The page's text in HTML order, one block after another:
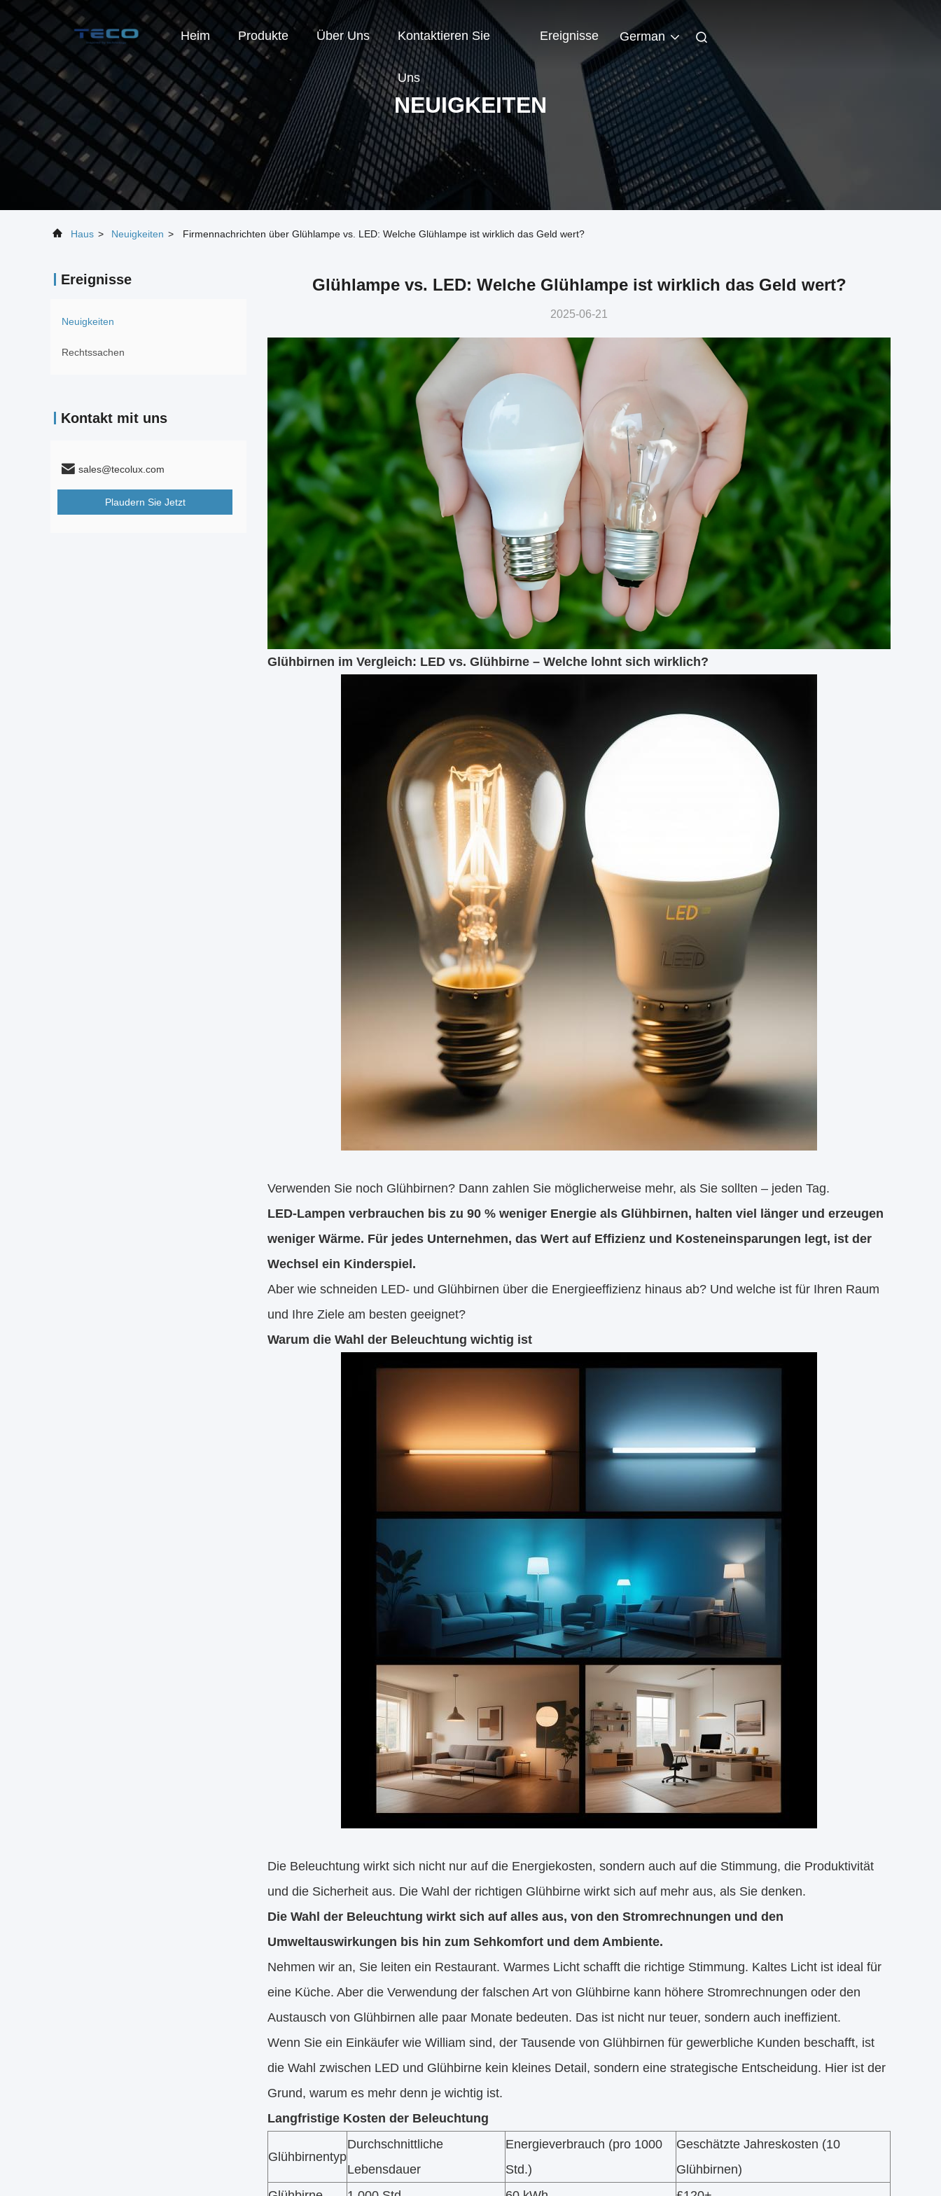
Heim Produkte Über Uns Kontaktieren Sie
Uns
Ereignisse German
NEUIGKEITEN
Haus > Neuigkeiten > Firmennachrichten über Glühlampe vs. LED: Welche Glühlampe ist wirklich das Geld wert?
Ereignisse
Neuigkeiten
Rechtssachen
Kontakt mit uns
sales@tecolux.com
Plaudern Sie Jetzt
Glühlampe vs. LED: Welche Glühlampe ist wirklich das Geld wert?
2025-06-21
Glühbirnen im Vergleich: LED vs. Glühbirne – Welche lohnt sich wirklich?
Verwenden Sie noch Glühbirnen? Dann zahlen Sie möglicherweise mehr, als Sie sollten – jeden Tag.
LED-Lampen verbrauchen bis zu 90 % weniger Energie als Glühbirnen, halten viel länger und erzeugen
weniger Wärme. Für jedes Unternehmen, das Wert auf Effizienz und Kosteneinsparungen legt, ist der
Wechsel ein Kinderspiel.
Aber wie schneiden LED- und Glühbirnen über die Energieeffizienz hinaus ab? Und welche ist für Ihren Raum
und Ihre Ziele am besten geeignet?
Warum die Wahl der Beleuchtung wichtig ist
Die Beleuchtung wirkt sich nicht nur auf die Energiekosten, sondern auch auf die Stimmung, die Produktivität
und die Sicherheit aus. Die Wahl der richtigen Glühbirne wirkt sich auf mehr aus, als Sie denken.
Die Wahl der Beleuchtung wirkt sich auf alles aus, von den Stromrechnungen und den
Umweltauswirkungen bis hin zum Sehkomfort und dem Ambiente.
Nehmen wir an, Sie leiten ein Restaurant. Warmes Licht schafft die richtige Stimmung. Kaltes Licht ist ideal für
eine Küche. Aber die Verwendung der falschen Art von Glühbirne kann höhere Stromrechnungen oder den
Austausch von Glühbirnen alle paar Monate bedeuten. Das ist nicht nur teuer, sondern auch ineffizient.
Wenn Sie ein Einkäufer wie William sind, der Tausende von Glühbirnen für gewerbliche Kunden beschafft, ist
die Wahl zwischen LED und Glühbirne kein kleines Detail, sondern eine strategische Entscheidung. Hier ist der
Grund, warum es mehr denn je wichtig ist.
Langfristige Kosten der Beleuchtung
Glühbirnentyp
Durchschnittliche
Lebensdauer
Energieverbrauch (pro 1000
Std.)
Geschätzte Jahreskosten (10
Glühbirnen)